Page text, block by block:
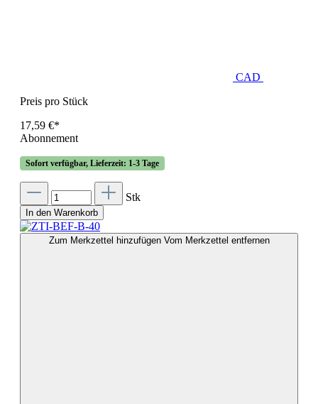
CAD
Preis pro Stück
17,59 €*
Abonnement
Sofort verfügbar, Lieferzeit: 1-3 Tage
Stk
In den Warenkorb
Zum Merkzettel hinzufügen Vom Merkzettel entfernen